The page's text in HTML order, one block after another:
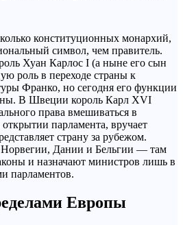
конституционных монархий,
символ, чем правитель.
Хуан Карлос I (а ныне его сын
роль в переходе страны к
Франко, но сегодня его функции
В Швеции король Карл XVI
права вмешиваться в
парламента, вручает
страну за рубежом.
Норвегии, Дании и Бельгии — там
и назначают министров лишь в
парламентов.
Европы